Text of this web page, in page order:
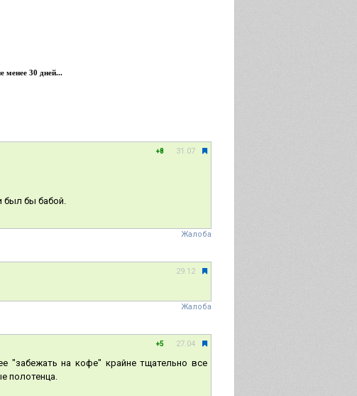
менее 30 дней...
31.07
+8
был бы бабой.
Жалоба
29.12
Жалоба
27.04
+5
"забежать на кофе" крайне тщательно все
полотенца.